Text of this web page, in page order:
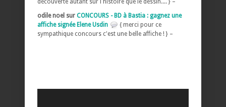
odile noel sur CONCOURS - BD à Bastia : gagnez une
affiche signée Elene Usdin
{ merci pour ce
sympathique concours c'est une belle affiche ! } –